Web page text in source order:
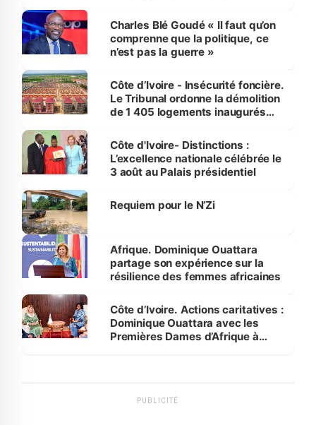
Charles Blé Goudé « Il faut qu’on
comprenne que la politique, ce
n’est pas la guerre »
Côte d’Ivoire - Insécurité foncière.
Le Tribunal ordonne la démolition
de 1 405 logements inaugurés
Bassam
Côte d'Ivoire- Distinctions :
L’excellence nationale célébrée le
3 août au Palais présidentiel
Requiem pour le N’Zi
Afrique. Dominique Ouattara
partage son expérience sur la
résilience des femmes africaines
Côte d’Ivoire. Actions caritatives :
Dominique Ouattara avec les
Premières Dames d’Afrique à
PUBLICITÉ